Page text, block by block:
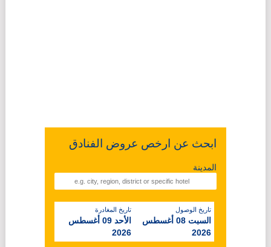
ابحث عن ارخص عروض الفنادق
المدينة
تاريخ الوصول
السبت 08 أغسطس
2026
تاريخ المغادرة
الأحد 09 أغسطس
2026